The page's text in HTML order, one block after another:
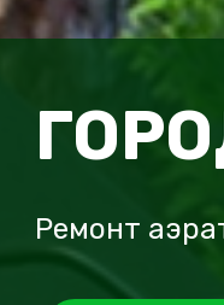
Ремонт